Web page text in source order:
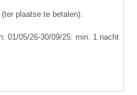
plaatse te betalen).
01/05/26-30/09/25: min. 1 nacht